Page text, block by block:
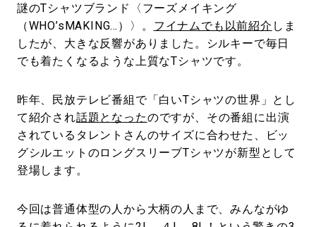
謎のTシャツブランド〈フーズメイキング
（WHO’sMAKING…）〉。 フイナムでも以前紹介 しま
したが、大きな反響がありました。シルキーで毎日
でも着たくなるような上質なTシャツです。
昨年、民放テレビ番組で「白いTシャツの世界」とし
て紹介され話題となったのですが、その番組に出演
されているタレントさんのサイズに合わせた、ビッ
グシルエットのロングスリーブTシャツが新型として
登場します。
今回は普通体型の人から大柄の人まで、みんながゆ